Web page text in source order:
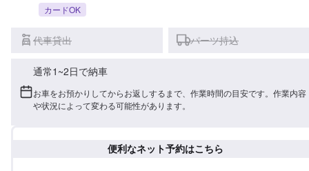
カードOK
代車貸出 パーツ持込
通常1~2日で納車
お車をお預かりしてからお返しするまで、作業時間の目安です。作業内容
や状況によって変わる可能性があります。
便利なネット予約はこちら